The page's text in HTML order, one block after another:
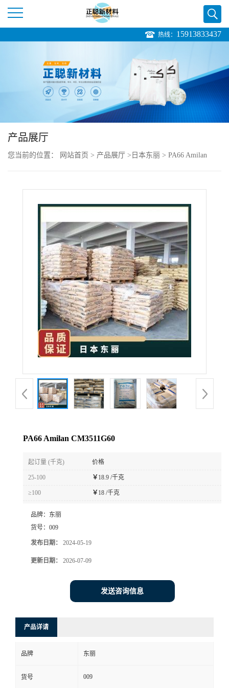
公
品
展
式
在
线
热线： 15913833437
产品展厅
您当前的位置： 网站首页 > 产品展厅 > 日本东丽 > PA66 Amilan
PA66 Amilan CM3511G60
起订量 (千克) 价格
25-100 ￥18.9 /千克
≥100 ￥18 /千克
品牌： 东丽
货号： 009
发布日期： 2024-05-19
更新日期： 2026-07-09
发送咨询信息
产品详请
品牌 东丽
货号 009